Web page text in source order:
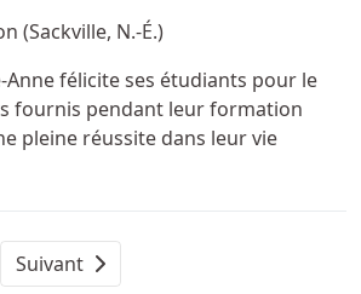
(Sackville, N.-É.)
Anne félicite ses étudiants pour le
fournis pendant leur formation
pleine réussite dans leur vie
: Prix de la qualité et de la
Article suivant : L'Université Sainte-
Suivant